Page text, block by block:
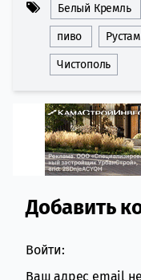
Белый Кремль
пиво
Чистополь
Добавить
Войти:
Ваш адрес email